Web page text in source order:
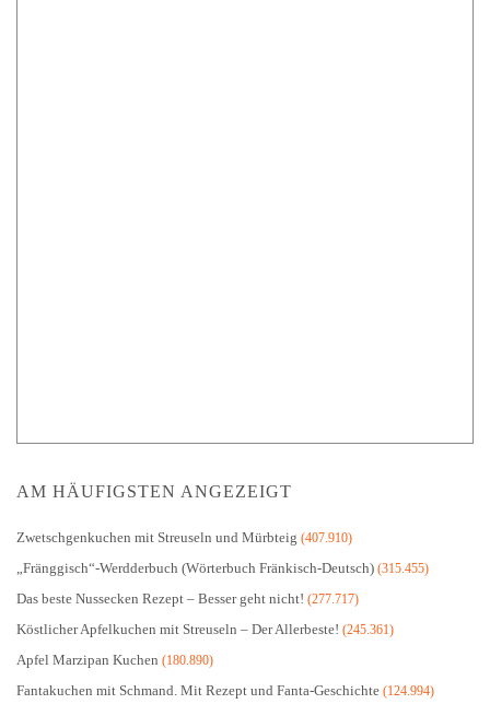
AM HÄUFIGSTEN ANGEZEIGT
Zwetschgenkuchen mit Streuseln und Mürbteig (407.910)
„Fränggisch“-Werdderbuch (Wörterbuch Fränkisch-Deutsch) (315.455)
Das beste Nussecken Rezept – Besser geht nicht! (277.717)
Köstlicher Apfelkuchen mit Streuseln – Der Allerbeste! (245.361)
Apfel Marzipan Kuchen (180.890)
Fantakuchen mit Schmand. Mit Rezept und Fanta-Geschichte (124.994)